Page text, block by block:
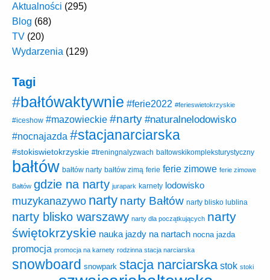
Aktualności (295)
Blog (68)
TV (20)
Wydarzenia (129)
Tagi
#bałtówaktywnie #ferie2022 #ferieswietokrzyskie
#iceshow #mazowieckie #narty #naturalnelodowisko
#nocnajazda #stacjanarciarska
#stokiswietokrzyskie #treningnalyzwach baltowskikompleksturystyczny
bałtów bałtów narty bałtów zimą ferie ferie zimowe ferie zimowe
Bałtów gdzie na narty jurapark karnety lodowisko
muzykanazywo narty narty Bałtów narty blisko lublina
narty blisko warszawy narty dla początkujących narty
świętokrzyskie nauka jazdy na nartach nocna jazda
promocja promocja na karnety rodzinna stacja narciarska
snowboard snowpark stacja narciarska stok stoki